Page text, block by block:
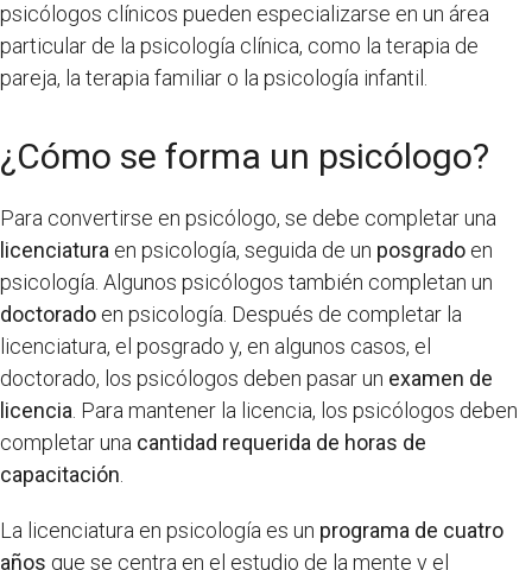
psicólogos clínicos pueden especializarse en un área
particular de la psicología clínica, como la terapia de
pareja, la terapia familiar o la psicología infantil.
¿Cómo se forma un psicólogo?
Para convertirse en psicólogo, se debe completar una
licenciatura en psicología, seguida de un posgrado en
psicología. Algunos psicólogos también completan un
doctorado en psicología. Después de completar la
licenciatura, el posgrado y, en algunos casos, el
doctorado, los psicólogos deben pasar un examen de
licencia . Para mantener la licencia, los psicólogos deben
completar una cantidad requerida de horas de
capacitación
La licenciatura en psicología es un programa de cuatro
años que se centra en el estudio de la mente y el